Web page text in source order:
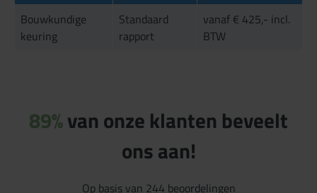
Bouwkundige
keuring
Standaard
rapport
vanaf € 425,- incl.
BTW
89%van onze klanten beveelt
ons aan!
Op basis van 244 beoordelingen